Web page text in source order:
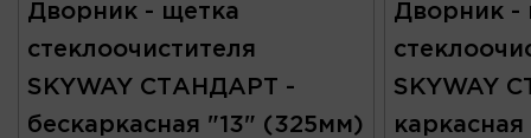
Дворник - щетка
стеклоочистителя
SKYWAY СТАНДАРТ -
бескаркасная "13" (325мм)
Дворник -
SKYWAY